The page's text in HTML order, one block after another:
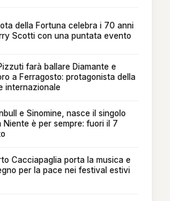
della Fortuna celebra i 70 anni
Scotti con una puntata evento
farà ballare Diamante e
a Ferragosto: protagonista della
internazionale
e Sinomine, nasce il singolo
Niente è per sempre: fuori il 7
Cacciapaglia porta la musica e
per la pace nei festival estivi